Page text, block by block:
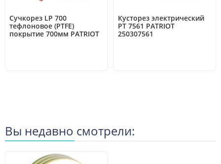
Сучкорез LP 700
тефлоновое (PTFE)
покрытие 700мм PATRIOT
Кусторез электрический
PT 7561 PATRIOT
250307561
Вы недавно смотрели: